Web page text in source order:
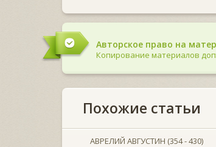
Авторское право на
Копирование материалов
Похожие статьи
АВРЕЛИЙ АВГУСТИН (354 - 430)